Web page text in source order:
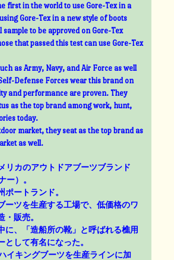
first in the world to use Gore-Tex in a
Gore-Tex in a new style of boots
sample to be approved on Gore-Tex
that passed this test can use Gore-Tex
as Army, Navy, and Air Force as well
Defense Forces wear this brand on
and performance are proven. They
as the top brand among work, hunt,
today.
market, they seat as the top brand as
as well.
リカのアウトドアブーツブランド
ー）。
ポートランド。
ーツを生産する工場で、低価格のワ
・販売。
に、「造船所の靴」と呼ばれる樵用
として有名になった。
イキングブーツを生産ラインに加